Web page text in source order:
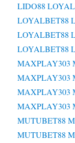
LIDO88
LOYALBET88
LOYALBET88
LOYALBET88
MAXPLAY303
MAXPLAY303
MAXPLAY303
MAXPLAY303
MUTUBET88
MUTUBET88